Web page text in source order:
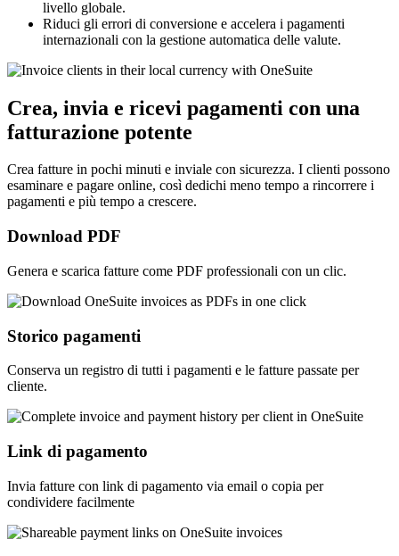
livello globale.
Riduci gli errori di conversione e accelera i pagamenti
internazionali con la gestione automatica delle valute.
Crea, invia e ricevi pagamenti con una
fatturazione potente
Crea fatture in pochi minuti e inviale con sicurezza. I clienti possono
esaminare e pagare online, così dedichi meno tempo a rincorrere i
pagamenti e più tempo a crescere.
Download PDF
Genera e scarica fatture come PDF professionali con un clic.
Storico pagamenti
Conserva un registro di tutti i pagamenti e le fatture passate per
cliente.
Link di pagamento
Invia fatture con link di pagamento via email o copia per
condividere facilmente